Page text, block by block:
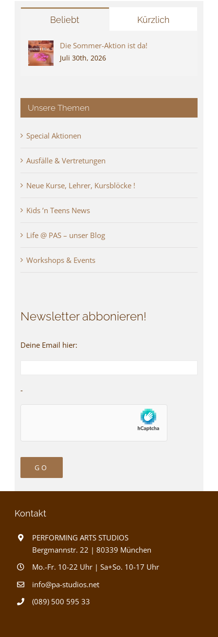
Beliebt Kürzlich
Die Sommer-Aktion ist da!
Juli 30th, 2026
Unsere Themen
Special Aktionen
Ausfälle & Vertretungen
Neue Kurse, Lehrer, Kursblöcke !
Kids ’n Teens News
Life @ PAS – unser Blog
Workshops & Events
Newsletter abbonieren!
Deine Email hier:
-
Kontakt
PERFORMING ARTS STUDIOS
Bergmannstr. 22 | 80339 München
Mo.-Fr. 10-22 Uhr | Sa+So. 10-17 Uhr
info@pa-studios.net
(089) 500 595 33